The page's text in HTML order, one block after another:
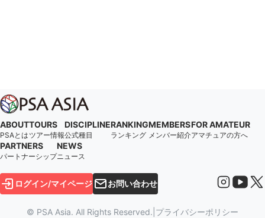
ABOUT
PSAとは
TOURS
ツアー情報
DISCIPLINE
公式種目
RANKING
ランキング
MEMBERS
メンバー紹介
FOR AMATEUR
アマチュアの方へ
PARTNERS
パートナーシップ
NEWS
ニュース
ログイン/マイページ お問い合わせ
© PSA Asia. All Rights Reserved. プライバシーポリシー